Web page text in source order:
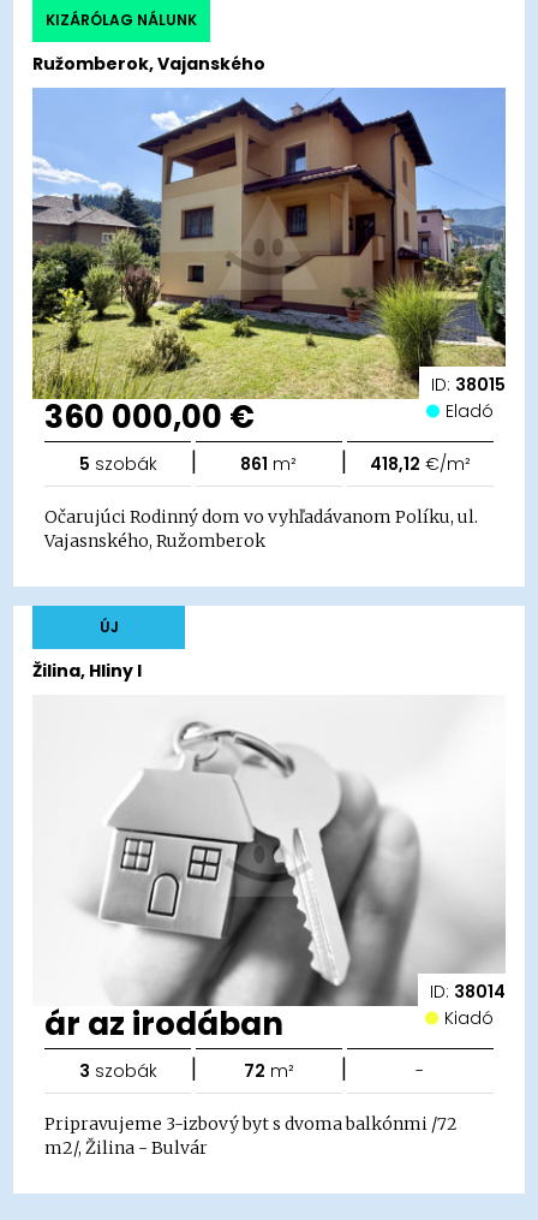
ID: 38015
Ružomberok, Vajanského
KIZÁRÓLAG NÁLUNK
360 000,00 € Eladó
5 szobák | 861 m² | 418,12 €/m²
Očarujúci Rodinný dom vo vyhľadávanom Políku, ul.
Vajasnského, Ružomberok
ID: 38014
Žilina, Hliny I
ÚJ
ár az irodában Kiadó
3 szobák | 72 m² | -
Pripravujeme 3-izbový byt s dvoma balkónmi /72
m2/, Žilina - Bulvár